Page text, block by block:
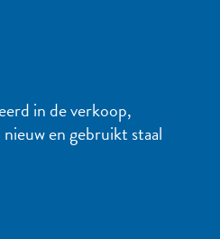
in de verkoop,
en gebruikt staal